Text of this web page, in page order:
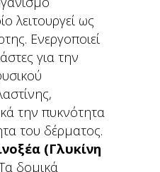
λειτουργεί ως
Ενεργοποιεί
για την
την πυκνότητα
του δέρματος.
(Γλυκίνη
δομικά